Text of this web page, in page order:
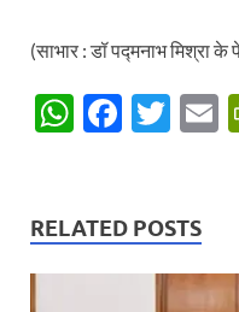
(साभार : डॉ पद्मनाभ मिश्रा
W
s
A
F
b
o
T
er
RELATED POSTS